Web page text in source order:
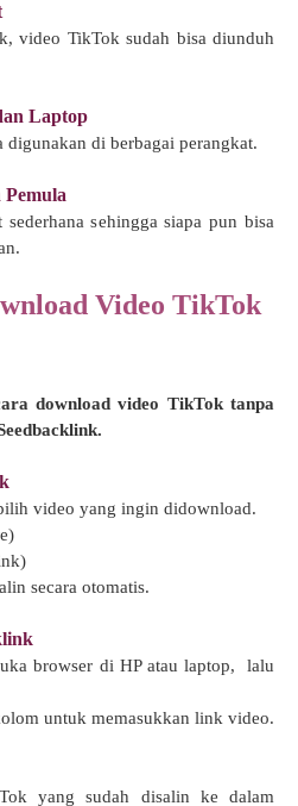
video TikTok sudah bisa diunduh
Laptop
di berbagai perangkat.
sehingga siapa pun bisa
Video TikTok
download video TikTok tanpa
video yang ingin didownload.
secara otomatis.
browser di HP atau laptop, lalu
untuk memasukkan link video.
yang sudah disalin ke dalam